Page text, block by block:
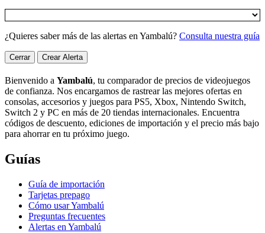
¿Quieres saber más de las alertas en Yambalú? Consulta nuestra guía
Cerrar Crear Alerta
Bienvenido a Yambalú, tu comparador de precios de videojuegos
de confianza. Nos encargamos de rastrear las mejores ofertas en
consolas, accesorios y juegos para PS5, Xbox, Nintendo Switch,
Switch 2 y PC en más de 20 tiendas internacionales. Encuentra
códigos de descuento, ediciones de importación y el precio más bajo
para ahorrar en tu próximo juego.
Guías
Guía de importación
Tarjetas prepago
Cómo usar Yambalú
Preguntas frecuentes
Alertas en Yambalú